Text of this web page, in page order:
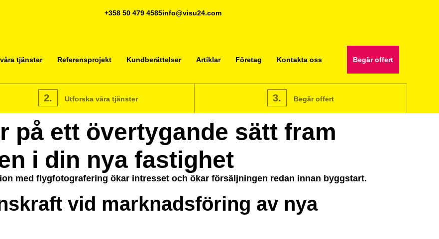
+358 50 479 4585info@visu24.com
tjänster Referensprojekt Kundberättelser Artiklar Företag Kontakta oss Begär offert
2. Utforska våra tjänster 3. Begär offert
på ett övertygande sätt fram
i din nya fastighet
med flygfotografering ökar intresset och ökar försäljningen redan innan byggstart.
vid marknadsföring av nya